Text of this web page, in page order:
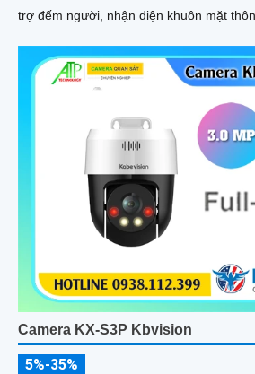
trợ đếm người, nhận diện khuôn mặt
giám sát ngoài trời, hỗ trợ tính năng
cho các bãi giữ xe
Camera KX-S3P Kbvision
5%-35%